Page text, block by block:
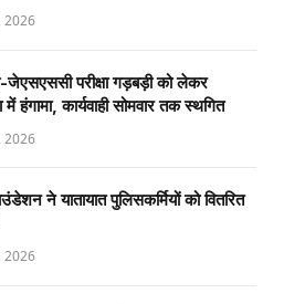
2026
जेएसएससी परीक्षा गड़बड़ी को लेकर
में हंगामा, कार्यवाही सोमवार तक स्थगित
2026
ने यातायात पुलिसकर्मियों को वितरित
2026